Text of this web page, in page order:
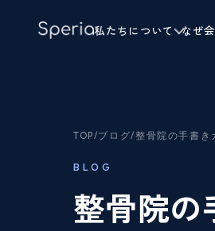
私たちについて なぜ
TOP/ブログ/整骨院の手書き
BLOG
整骨院の